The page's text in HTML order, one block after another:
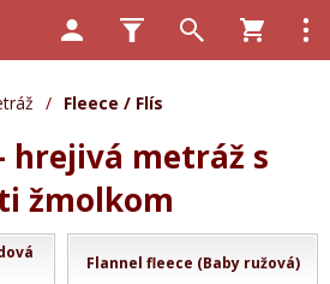
/ Fleece / Flís
hrejivá metráž s
žmolkom
Flannel fleece (Baby ružová)